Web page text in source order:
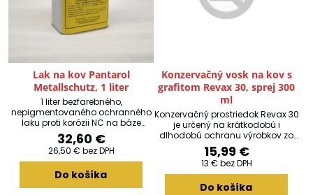
Lak na kov Pantarol
Metallschutz, 1 liter
1 liter bezfarebného,
nepigmentovaného ochranného
laku proti korózii NC na báze
syntetickej živice pre obzvlášť
kvalitné ochranné nátery
kovových povrchov s vysokým
leskom (vynikajúca priľnavosť aj
na neželezných kovoch). Vhodné
na sušenie na vzduchu a v peci.
32,60 €
26,50 € bez DPH
Do košíka
Konzervačný vosk na kov s
grafitom Revax 30, sprej 300
ml
Konzervačný prostriedok Revax 30
je určený na krátkodobú i
dlhodobú ochranu výrobkov zo
železných i neželezných kovov v
akýchkoľvek klimatických
podmienkach.
15,99 €
13 € bez DPH
Do košíka